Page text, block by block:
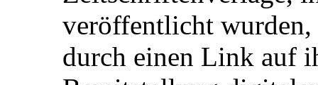
veröffentlicht
durch einen Link auf